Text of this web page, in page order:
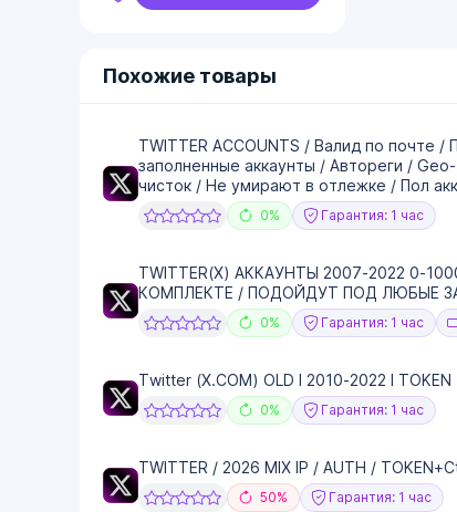
Похожие товары
TWITTER ACCOUNTS / Валид по почте /
заполненные аккаунты / Автореги /
чисток / Не умирают в отлежке / Пол
0% Гарантия: 1 час
TWITTER(X) АККАУНТЫ 2007-2022 0-
КОМПЛЕКТЕ / ПОДОЙДУТ ПОД ЛЮБЫЕ
0% Гарантия: 1 час
Twitter (X.COM) OLD I 2010-2022 I TOKEN
0% Гарантия: 1 час
TWITTER / 2026 MIX IP / AUTH /
50% Гарантия: 1 час